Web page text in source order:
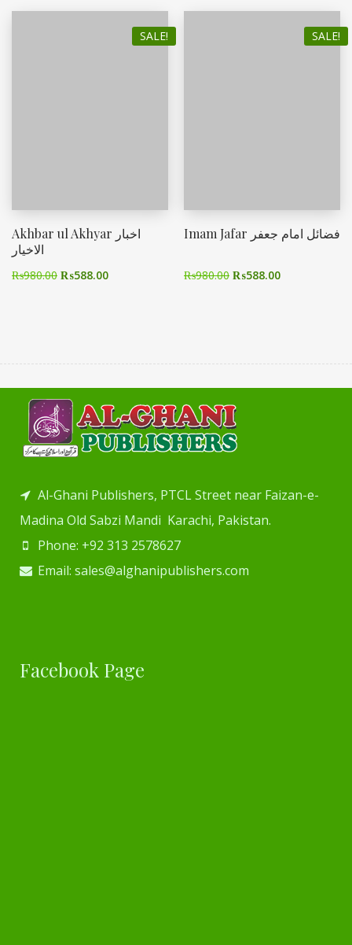
SALE!
Akhbar ul Akhyar اخبار
الاخیار
₨980.00 ₨588.00
SALE!
Imam Jafar فضائل امام جعفر
₨980.00 ₨588.00
Al-Ghani Publishers, PTCL Street near Faizan-e-
Madina Old Sabzi Mandi Karachi, Pakistan.
Phone: +92 313 2578627
Email: sales@alghanipublishers.com
Facebook Page